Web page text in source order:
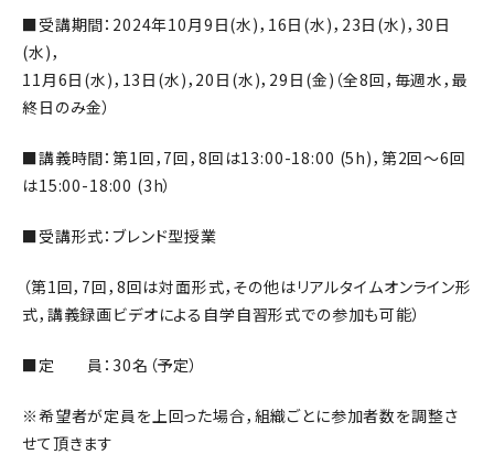
■受講期間：2024年10月9日(水)，16日(水)，23日(水)，30日
(水)，
11月6日(水)，13日(水)，20日(水)，29日(金)（全8回，毎週水，最
終日のみ金）
■講義時間：第1回，7回，8回は13:00-18:00 (5h)，第2回～6回
は15:00-18:00 (3h）
■受講形式：ブレンド型授業
（第1回，7回，8回は対面形式，その他はリアルタイムオンライン形
式，講義録画ビデオによる自学自習形式での参加も可能）
■定 員：30名（予定）
※希望者が定員を上回った場合，組織ごとに参加者数を調整さ
せて頂きます